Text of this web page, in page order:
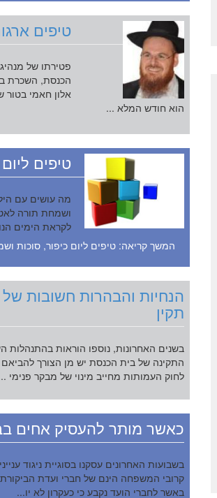
טיפים
פטירתו של
הכנסת, השכרת
אלון חאמי בטור
הוא חודש המלא ...
טיפים
מה עושים עם
ושמחת תורה
לקראת הימים
המשך קריאה: טיפים ליום כיפור, סוכות
הנחיות והבהרות חשובות
תקין
בשנים האחרונות, נוספו הוראות
לחוק העמותות מחייב מינוי של מבקר פנימי
כאשר מותר להעסיק אחים
בשבועות האחרונים עסקנו בסוגיית ניגוד
קרובי המשפחה הינם של חברי ועדת
באשר לחברי הועד נקבע כי כעקרון לא יו...